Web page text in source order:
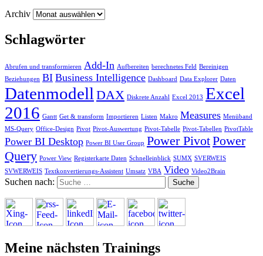
Archiv
Schlagwörter
Abrufen und transformieren Add-In Aufbereiten berechnetes Feld Bereinigen
Beziehungen BI Business Intelligence Dashboard Data Explorer Daten
Datenmodell DAX Diskrete Anzahl Excel 2013 Excel
2016 Gantt Get & transform Importieren Listen Makro Measures Menüband
MS-Query Office-Design Pivot Pivot-Auswertung Pivot-Tabelle Pivot-Tabellen PivotTable
Power BI Desktop Power BI User Group Power PivotPower
Query Power View Registerkarte Daten Schnelleinblick SUMX SVERWEIS
SVWERWEIS Textkonvertierungs-Assistent Umsatz VBA Video Video2Brain
Suchen nach:
Meine nächsten Trainings